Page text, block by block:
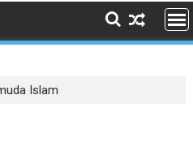
Islam